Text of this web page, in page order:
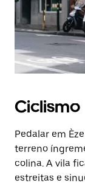
Ciclismo
Pedalar em
terreno
colina. A vila
estreitas e